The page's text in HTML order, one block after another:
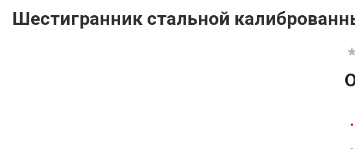
Шестигранник стальной